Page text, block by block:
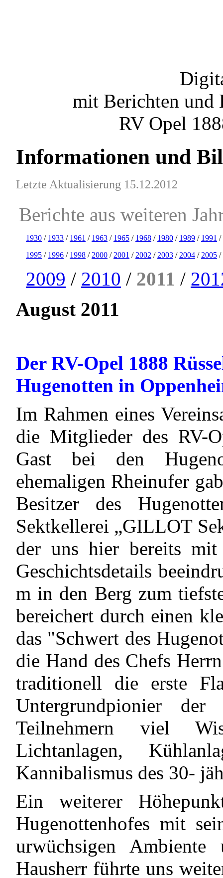
mit Berichten und
RV Opel
Informationen und
Letzte Aktualisierung 15.12.2012
Berichte aus weiteren
1930 / 1933 / 1961 / 1963 / 1965 / 1968 / 1980 / 1989 / 1991 /
1995 / 1996 / 1998 / 2000 / 2001 / 2002 / 2003 / 2004 / 2005 /
2009 / 2010 / 2011 /
August 2011
Der RV-Opel 1888
Hugenotten in
Im Rahmen eines
die Mitglieder des RV-
Gast bei den
ehemaligen Rheinufer
Besitzer des
Sektkellerei „GILLOT
der uns hier bereits mit
Geschichtsdetails
m in den Berg zum
bereichert durch einen
das "Schwert des
die Hand des Chefs
traditionell die erste
Untergrundpionier
Teilnehmern viel
Lichtanlagen,
Kannibalismus des 30-
Ein weiterer
Hugenottenhofes mit
urwüchsigen
Hausherr führte uns